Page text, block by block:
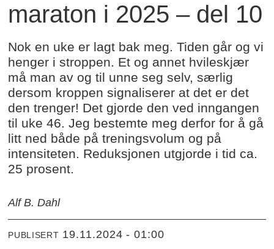
maraton i 2025 – del 10
Nok en uke er lagt bak meg. Tiden går og vi
henger i stroppen. Et og annet hvileskjær
må man av og til unne seg selv, særlig
dersom kroppen signaliserer at det er det
den trenger! Det gjorde den ved inngangen
til uke 46. Jeg bestemte meg derfor for å gå
litt ned både på treningsvolum og på
intensiteten. Reduksjonen utgjorde i tid ca.
25 prosent.
Alf B. Dahl
PUBLISERT 19.11.2024 - 01:00